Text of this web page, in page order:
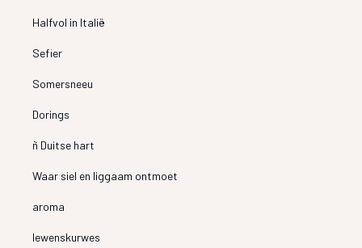
Halfvol in Italië
Sefier
Somersneeu
Dorings
ñ Duitse hart
Waar siel en liggaam ontmoet
aroma
lewenskurwes